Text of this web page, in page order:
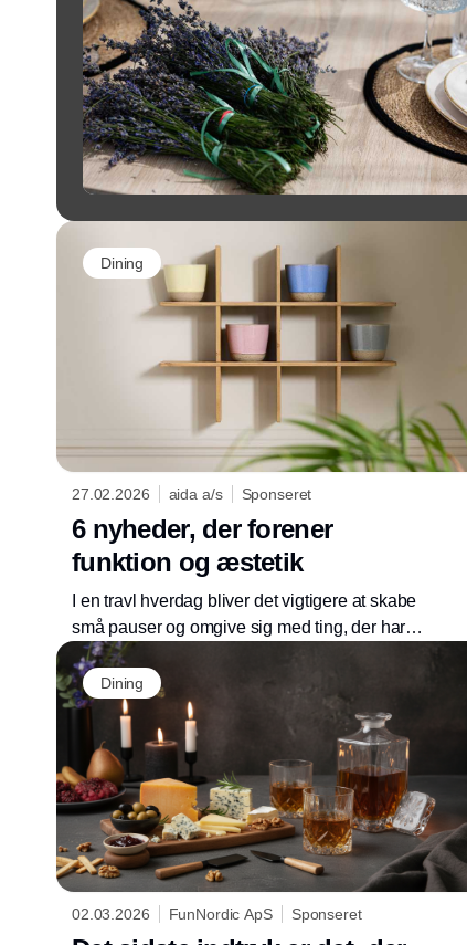
Dining
27.02.2026 aida a/s Sponseret
6 nyheder, der forener
funktion og æstetik
I en travl hverdag bliver det vigtigere at skabe
små pauser og omgive sig med ting, der har
betydning. Kan de samtidig løse flere
funktioner på én gang, er det et ekstra plus.
Dining
02.03.2026 FunNordic ApS Sponseret